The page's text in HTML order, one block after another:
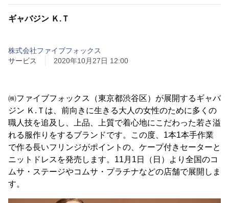
ギャバジン Ｋ.Ｔ
株式会社ファイブフォックス
サービス
2020年10月27日 12:00
㈱ファイブフォックス（東京都渋谷区）が展開するギャバ
ジン Ｋ.Ｔは、前向きに生きる大人の女性のために多くの
職人技を追及し、上品、上質で着心地にこだわった若さ溢
れる服作りをするブランドです。この度、1本1本手作業
で作る長いフリンジがポイントの、ケープ付きセーターと
ニットドレスを発売します。11月1日（日）より全国のコ
ムサ・ステージやコムサ・プラチナなどの店舗で展開しま
す。